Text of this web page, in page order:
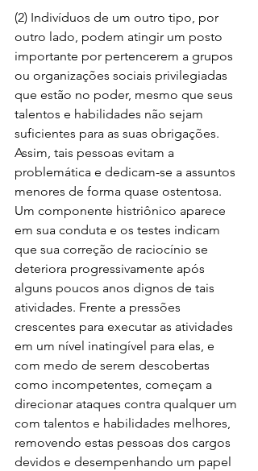
(2) Indivíduos de um outro tipo, por
outro lado, podem atingir um posto
importante por pertencerem a grupos
ou organizações sociais privilegiadas
que estão no poder, mesmo que seus
talentos e habilidades não sejam
suficientes para as suas obrigações.
Assim, tais pessoas evitam a
problemática e dedicam-se a assuntos
menores de forma quase ostentosa.
Um componente histriônico aparece
em sua conduta e os testes indicam
que sua correção de raciocínio se
deteriora progressivamente após
alguns poucos anos dignos de tais
atividades. Frente a pressões
crescentes para executar as atividades
em um nível inatingível para elas, e
com medo de serem descobertas
como incompetentes, começam a
direcionar ataques contra qualquer um
com talentos e habilidades melhores,
removendo estas pessoas dos cargos
devidos e desempenhando um papel